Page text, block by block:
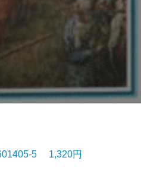
5 1,320円